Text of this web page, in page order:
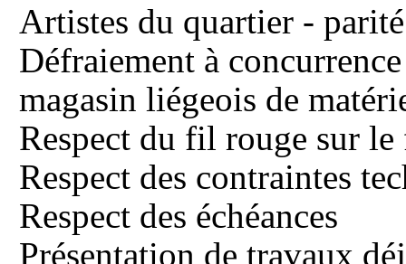
Artistes du quartier -
Défraiement à
magasin liégeois de
Respect du fil rouge sur
Respect des contraintes
Respect des échéances
Présentation de travaux